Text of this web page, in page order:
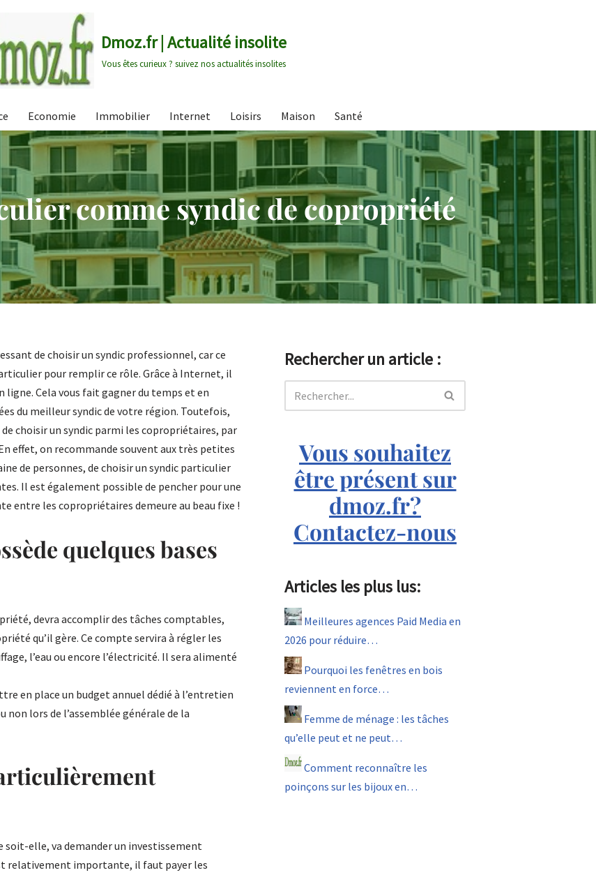
Dmoz.fr | Actualité insolite
Vous êtes curieux ? suivez nos actualités insolites
Economie Immobilier Internet Loisirs Maison Santé
comme syndic de copropriété
de choisir un syndic professionnel, car ce
pour remplir ce rôle. Grâce à Internet, il
ligne. Cela vous fait gagner du temps et en
du meilleur syndic de votre région. Toutefois,
choisir un syndic parmi les copropriétaires, par
effet, on recommande souvent aux très petites
de personnes, de choisir un syndic particulier
Il est également possible de pencher pour une
entre les copropriétaires demeure au beau fixe !
quelques bases
devra accomplir des tâches comptables,
qu’il gère. Ce compte servira à régler les
l’eau ou encore l’électricité. Il sera alimenté
en place un budget annuel dédié à l’entretien
non lors de l’assemblée générale de la
soit-elle, va demander un investissement
relativement importante, il faut payer les
Rechercher un article :
Vous souhaitez
être présent sur
dmoz.fr?
Contactez-nous
Articles les plus lus:
Meilleures agences Paid Media en
2026 pour réduire…
Pourquoi les fenêtres en bois
reviennent en force…
Femme de ménage : les tâches
qu’elle peut et ne peut…
Comment reconnaître les
poinçons sur les bijoux en…